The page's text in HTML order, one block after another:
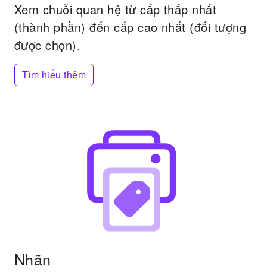
Xem chuỗi quan hệ từ cấp thấp nhất
(thành phần) đến cấp cao nhất (đối tượng
được chọn).
Tìm hiểu thêm
Nhãn